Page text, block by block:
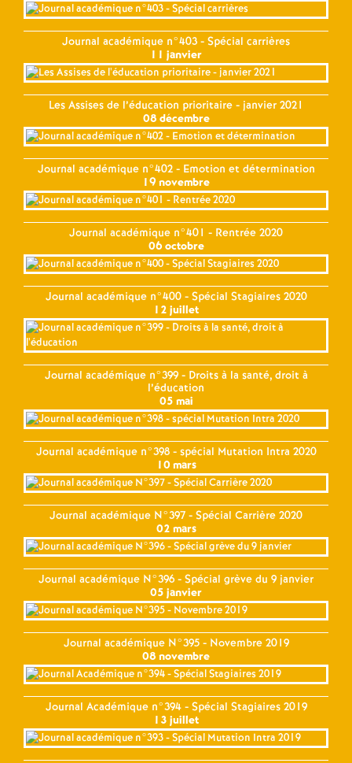
Journal académique n°403 - Spécial carrières
11 janvier
Les Assises de l’éducation prioritaire - janvier 2021
08 décembre
Journal académique n°402 - Emotion et détermination
19 novembre
Journal académique n°401 - Rentrée 2020
06 octobre
Journal académique n°400 - Spécial Stagiaires 2020
12 juillet
Journal académique n°399 - Droits à la santé, droit à
l’éducation
05 mai
Journal académique n°398 - spécial Mutation Intra 2020
10 mars
Journal académique N°397 - Spécial Carrière 2020
02 mars
Journal académique N°396 - Spécial grève du 9 janvier
05 janvier
Journal académique N°395 - Novembre 2019
08 novembre
Journal Académique n°394 - Spécial Stagiaires 2019
13 juillet